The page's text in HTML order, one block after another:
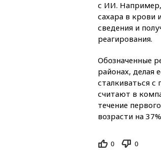
с ИИ. Например,
сахара в крови
сведения и
реагирования.
Обозначенные
районах, делая
сталкиваться
считают в
течение
возрасти на
0 0